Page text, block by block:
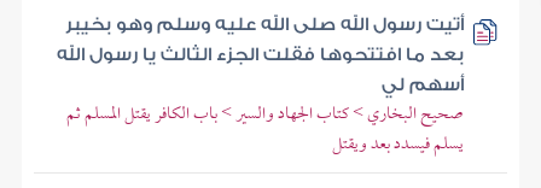
أتيت رسول الله صلى الله عليه وسلم وهو بخيبر
بعد ما افتتحوها فقلت الجزء الثالث يا رسول الله
أسهم لي
صحيح البخاري > كتاب الجهاد والسير > باب الكافر يقتل المسلم ثم
يسلم فيسدد بعد ويقتل